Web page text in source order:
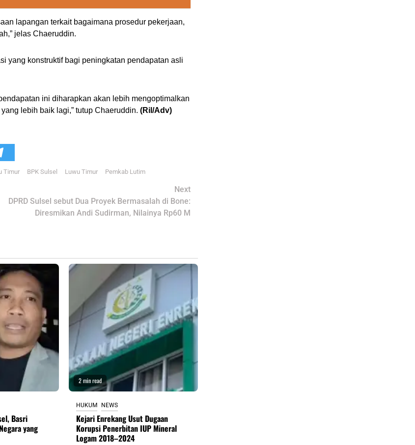
lapangan terkait bagaimana prosedur pekerjaan,
jelas Chaeruddin.
yang konstruktif bagi peningkatan pendapatan asli
ini diharapkan akan lebih mengoptimalkan
lebih baik lagi,” tutup Chaeruddin. (Ril/Adv)
Timur BPK Sulsel Luwu Timur Pemkab Lutim
Next
DPRD Sulsel sebut Dua Proyek Bermasalah di Bone:
Diresmikan Andi Sudirman, Nilainya Rp60 M
Basri
yang
2 min read
HUKUM NEWS
Kejari Enrekang Usut Dugaan
Korupsi Penerbitan IUP Mineral
Logam 2018–2024